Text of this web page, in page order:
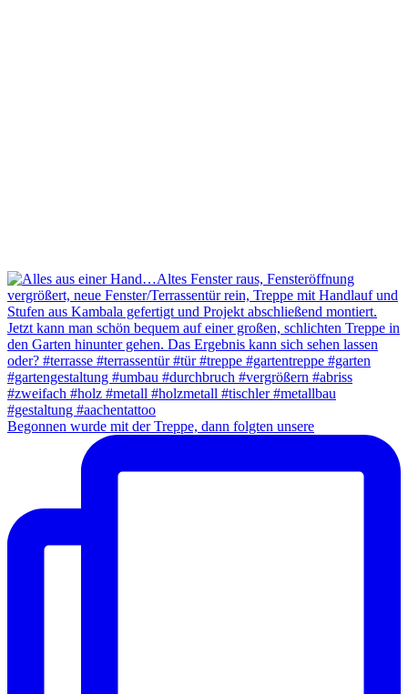
Begonnen wurde mit der Treppe, dann folgten unsere